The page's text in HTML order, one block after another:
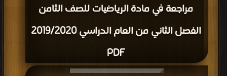
مراجعة في مادة الرياضيات للصف الثامن
الفصل الثاني من العام الدراسي 2019/2020
PDF